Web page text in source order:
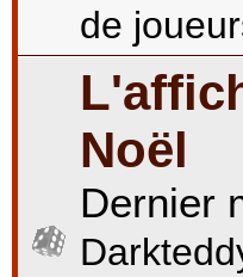
de
Noël
Dernier